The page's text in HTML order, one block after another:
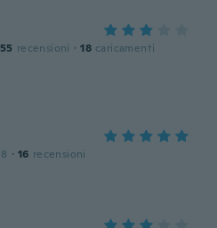
55 recensioni · 18 caricamenti
· 16 recensioni